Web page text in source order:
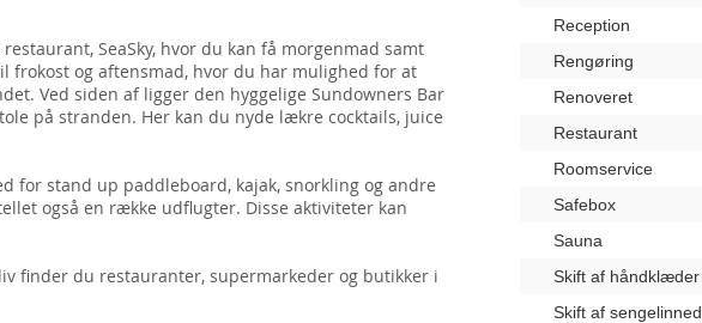
SeaSky, hvor du kan få morgenmad samt
frokost og aftensmad, hvor du har mulighed for at
Ved siden af ligger den hyggelige Sundowners Bar
på stranden. Her kan du nyde lækre cocktails, juice
for stand up paddleboard, kajak, snorkling og andre
også en række udflugter. Disse aktiviteter kan
finder du restauranter, supermarkeder og butikker i
Reception
Rengøring
Renoveret
Restaurant
Roomservice
Safebox
Sauna
Skift af håndklæder
Skift af sengelinned